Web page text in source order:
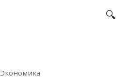
Экономика